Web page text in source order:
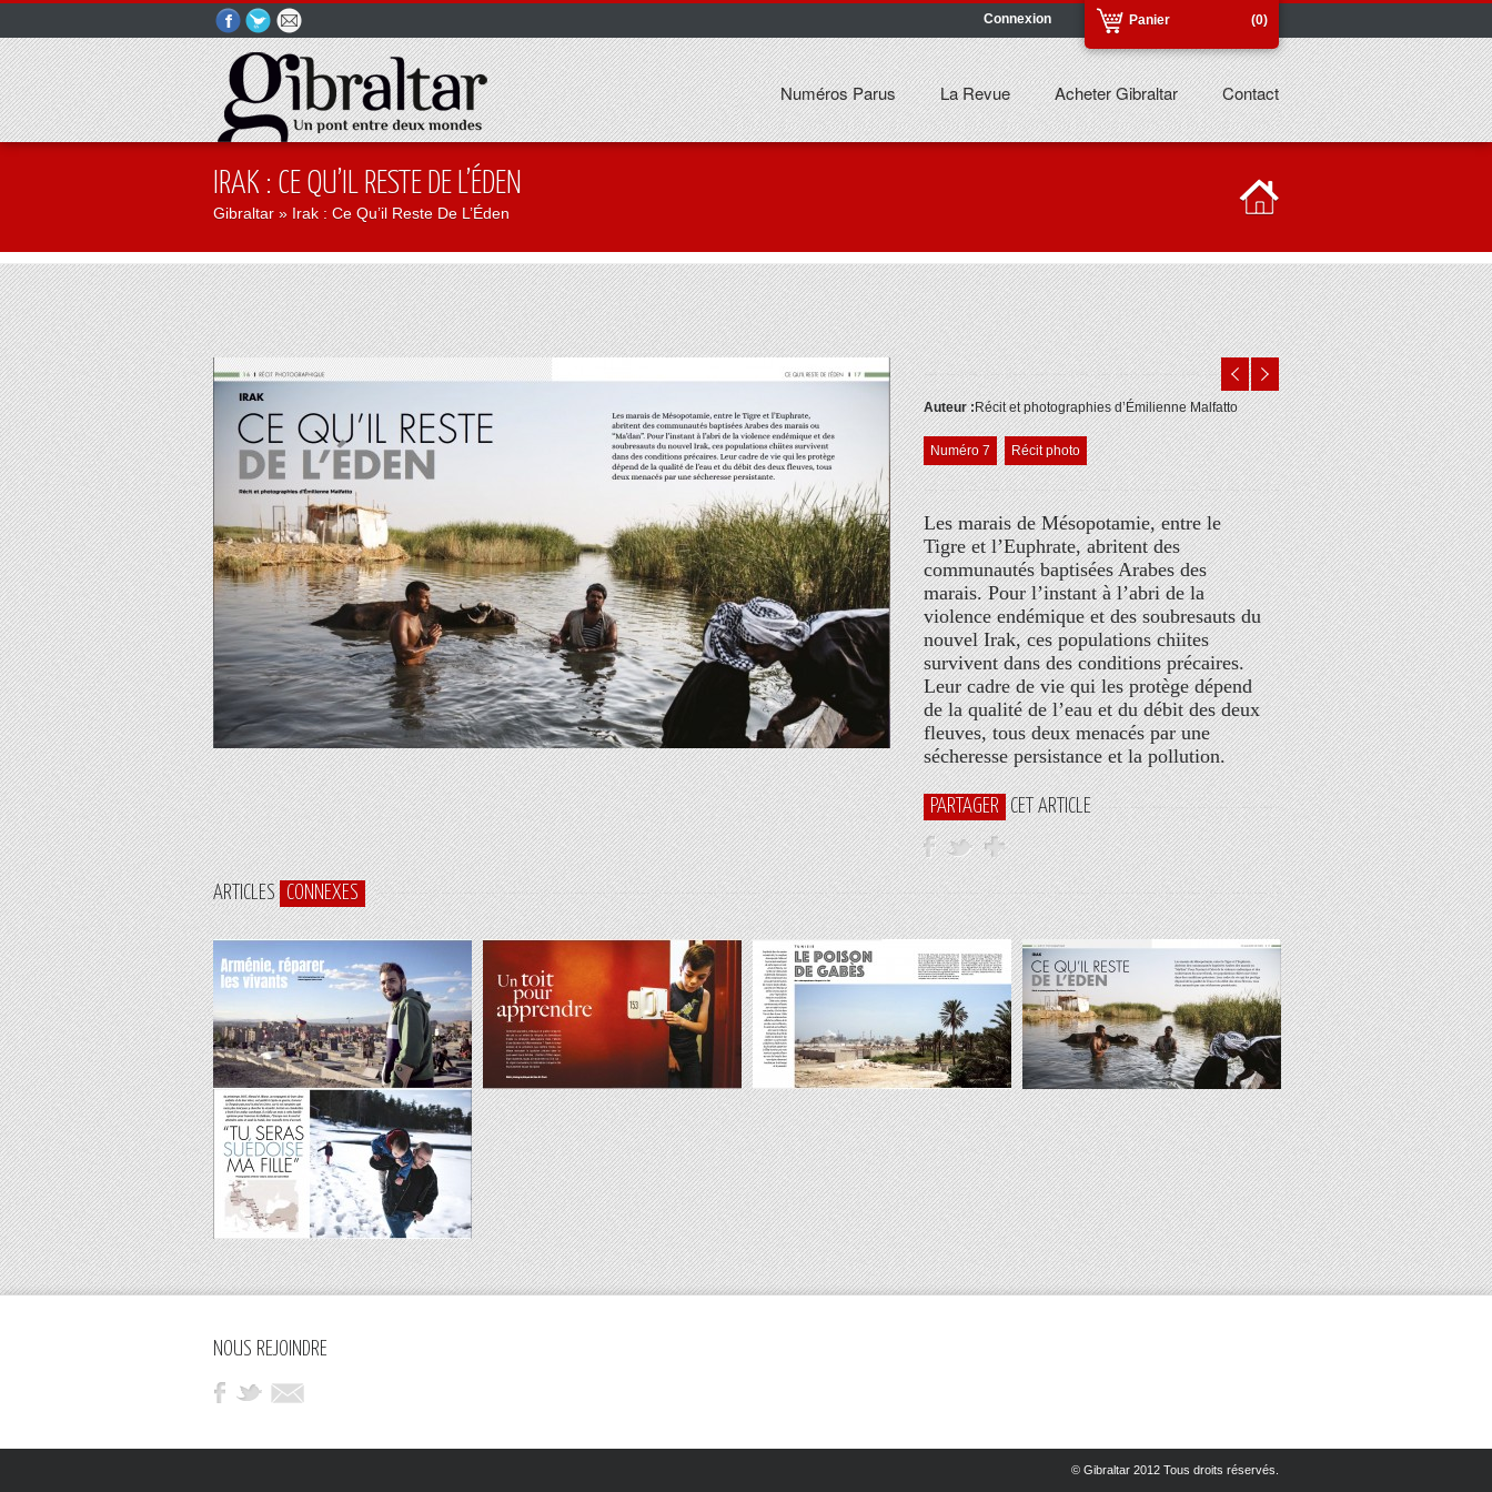
(0)
Panier
Connexion
Numéros Parus La Revue Acheter Gibraltar Contact
IRAK : CE QU’IL RESTE DE L’ÉDEN
Gibraltar » Irak : Ce Qu’il Reste De L’Éden
Auteur :Récit et photographies d’Émilienne Malfatto
Numéro 7 Récit photo
Les marais de Mésopotamie, entre le
Tigre et l’Euphrate, abritent des
communautés baptisées Arabes des
marais. Pour l’instant à l’abri de la
violence endémique et des soubresauts du
nouvel Irak, ces populations chiites
survivent dans des conditions précaires.
Leur cadre de vie qui les protège dépend
de la qualité de l’eau et du débit des deux
fleuves, tous deux menacés par une
sécheresse persistance et la pollution.
PARTAGER CET ARTICLE
ARTICLES CONNEXES
NOUS REJOINDRE
© Gibraltar 2012 Tous droits réservés.